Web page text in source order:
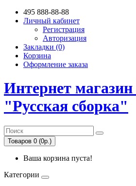
495 888-88-88
Личный кабинет
Регистрация
Авторизация
Закладки (0)
Корзина
Оформление заказа
Интернет
"Русская сборка"
Товаров 0 (0р.)
Ваша корзина пуста!
Категории